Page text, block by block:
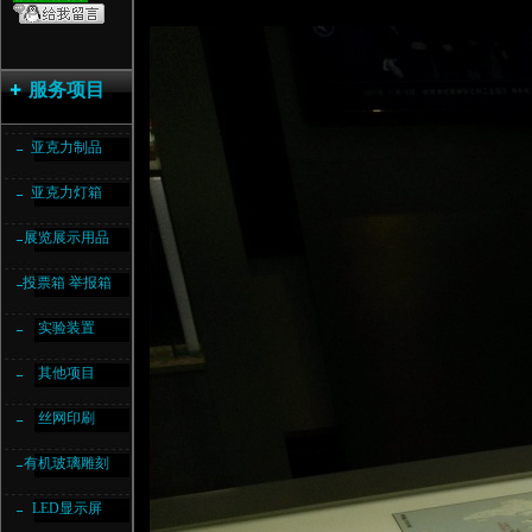
服务项目
亚克力制品
亚克力灯箱
展览展示用品
投票箱 举报箱
实验装置
其他项目
丝网印刷
有机玻璃雕刻
LED显示屏